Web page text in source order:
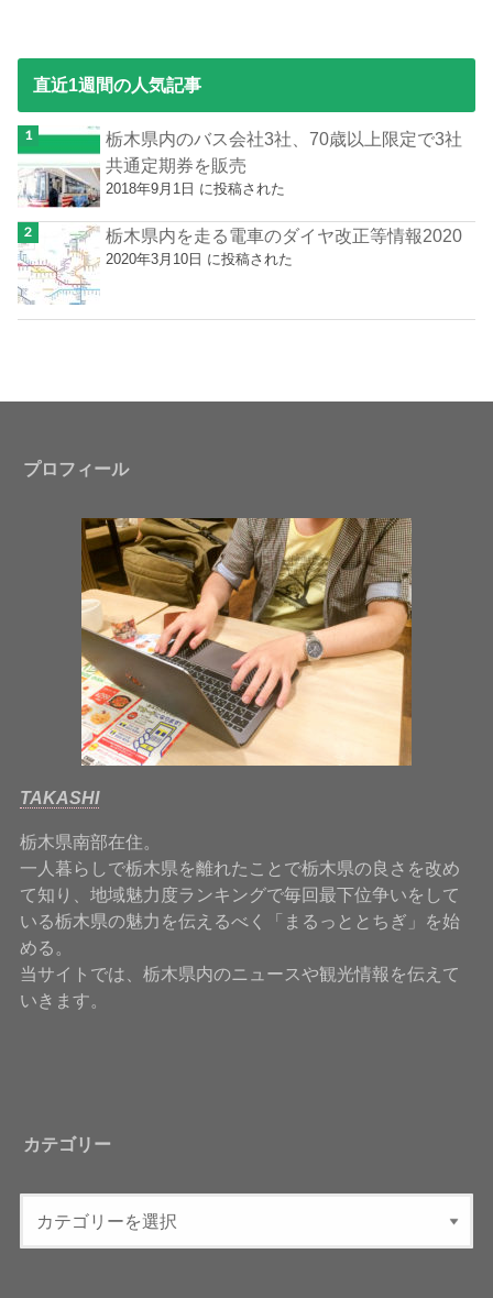
直近1週間の人気記事
栃木県内のバス会社3社、70歳以上限定で3社
共通定期券を販売
2018年9月1日 に投稿された
栃木県内を走る電車のダイヤ改正等情報2020
2020年3月10日 に投稿された
プロフィール
TAKASHI
栃木県南部在住。
一人暮らしで栃木県を離れたことで栃木県の良さを改め
て知り、地域魅力度ランキングで毎回最下位争いをして
いる栃木県の魅力を伝えるべく「まるっととちぎ」を始
める。
当サイトでは、栃木県内のニュースや観光情報を伝えて
いきます。
カテゴリー